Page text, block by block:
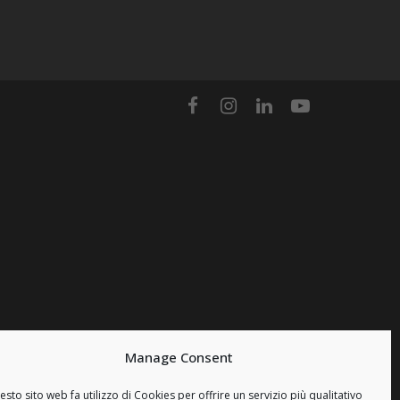
Manage Consent
sito web fa utilizzo di Cookies per offrire un servizio più qualitativo